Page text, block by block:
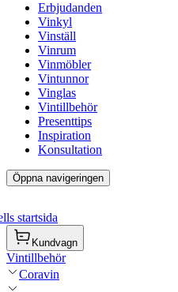
Erbjudanden
Vinkyl
Vinställ
Vinrum
Vinmöbler
Vintunnor
Vinglas
Vintillbehör
Presenttips
Inspiration
Konsultation
Öppna navigeringen
startsida
Kundvagn
Vintillbehör
Coravin